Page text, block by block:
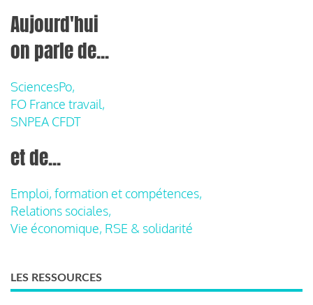
Aujourd'hui
on parle de...
SciencesPo,
FO France travail,
SNPEA CFDT
et de...
Emploi, formation et compétences,
Relations sociales,
Vie économique, RSE & solidarité
LES RESSOURCES